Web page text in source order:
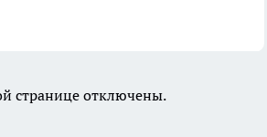
странице отключены.